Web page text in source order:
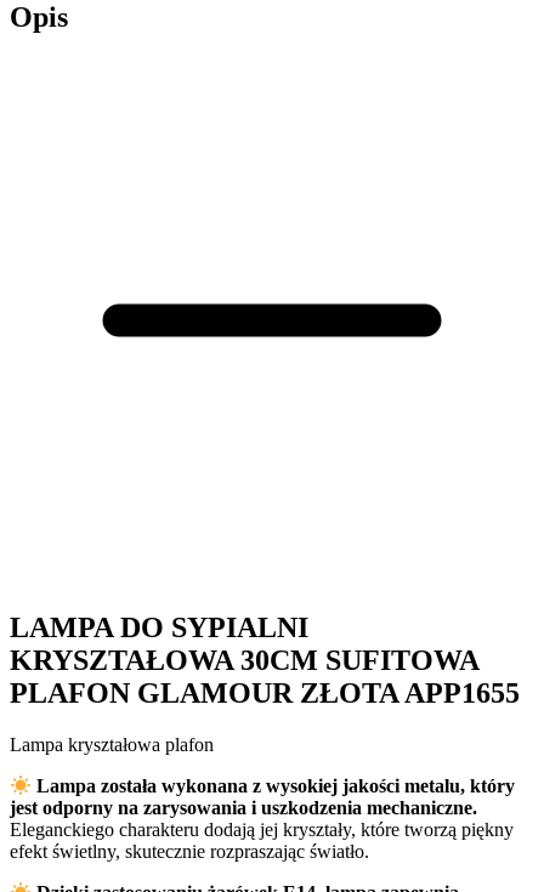
Glamour
Kryształowy
Opis
LAMPA DO SYPIALNI
KRYSZTAŁOWA 30CM SUFITOWA
PLAFON GLAMOUR ZŁOTA APP1655
Lampa kryształowa plafon
Lampa została wykonana z wysokiej jakości metalu, który
jest odporny na zarysowania i uszkodzenia mechaniczne.
Eleganckiego charakteru dodają jej kryształy, które tworzą piękny
efekt świetlny, skutecznie rozpraszając światło.